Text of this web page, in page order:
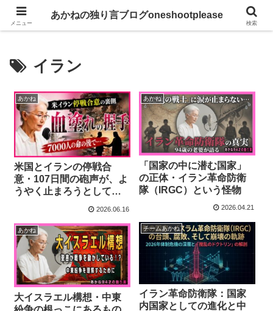
あかねの独り言ブログoneshootplease
イラン
あかね
米国とイランの停戦合
意・107日間の砲声が、よ
うやく止まろうとしてい
2026.06.16
あかね
「国家の中に潜む国家」
の正体・イラン革命防衛
隊（IRGC）という怪物
2026.04.21
チームあかね
イラン革命防衛隊：国家
内国家としての進化と中
あかね
大イスラエル構想・中東
メニュー
あかねの独り言ブログoneshootplease
検索